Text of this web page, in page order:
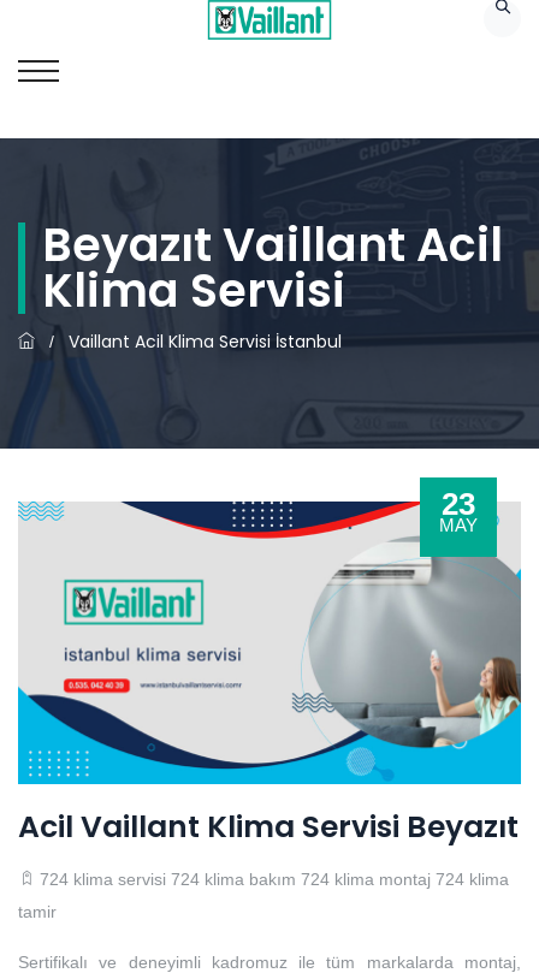
Beyazıt Vaillant Acil
Klima Servisi
/ Vaillant Acil Klima Servisi İstanbul
23
MAY
Acil Vaillant Klima Servisi Beyazıt
724 klima servisi 724 klima bakım 724 klima montaj 724 klima
tamir
Sertifikalı ve deneyimli kadromuz ile tüm markalarda montaj,